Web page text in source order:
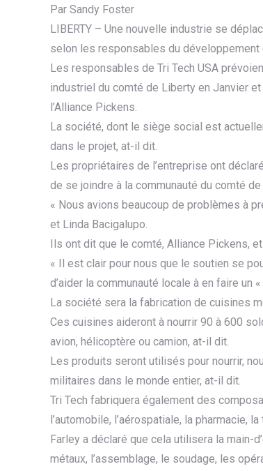
Par Sandy Foster
LIBERTY – Une nouvelle industrie se
selon les responsables du développement
Les responsables de Tri Tech USA
industriel du comté de Liberty en Janvier
l’Alliance Pickens.
La société, dont le siège social est
dans le projet, at-il dit.
Les propriétaires de l’entreprise ont
de se joindre à la communauté du comté
« Nous avions beaucoup de problèmes à
et Linda Bacigalupo.
Ils ont dit que le comté, Alliance Pickens,
« Il est clair pour nous que le soutien se
d’aider la communauté locale à en faire un
La société sera la fabrication de cuisines
Ces cuisines aideront à nourrir 90 à 600
avion, hélicoptère ou camion, at-il dit.
Les produits seront utilisés pour nourrir,
militaires dans le monde entier, at-il dit.
Tri Tech fabriquera également des
l’automobile, l’aérospatiale, la pharmacie,
Farley a déclaré que cela utilisera la
métaux, l’assemblage, le soudage, les